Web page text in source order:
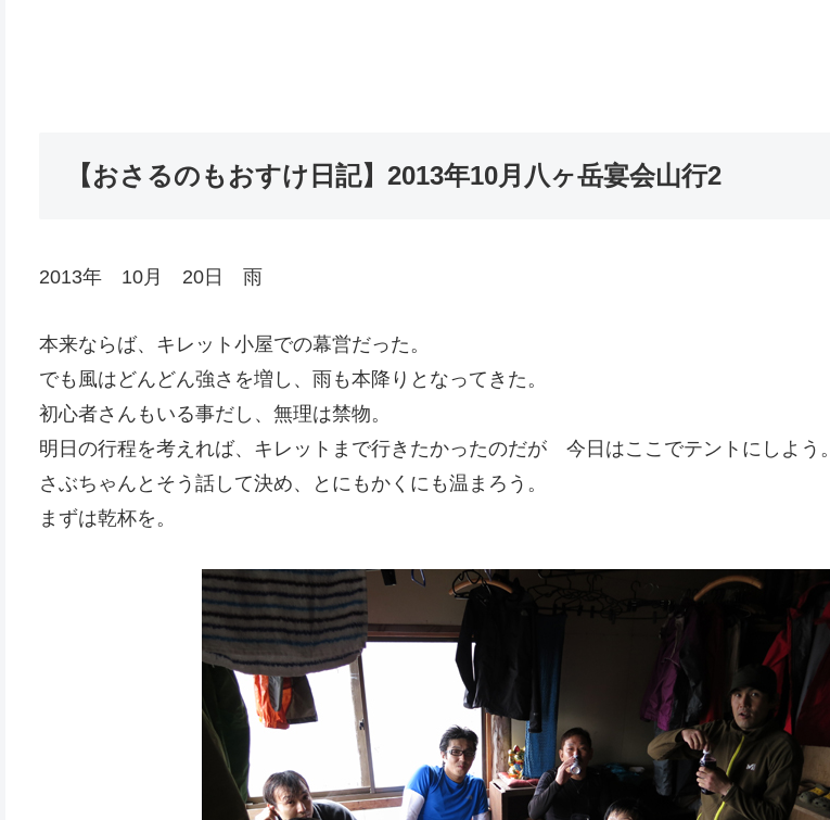
【おさるのもおすけ日記】2013年10月八ヶ岳宴会山行2
2013年 10月 20日 雨
本来ならば、キレット小屋での幕営だった。
でも風はどんどん強さを増し、雨も本降りとなってきた。
初心者さんもいる事だし、無理は禁物。
明日の行程を考えれば、キレットまで行きたかったのだが 今日はここでテントにしよう。
さぶちゃんとそう話して決め、とにもかくにも温まろう。
まずは乾杯を。